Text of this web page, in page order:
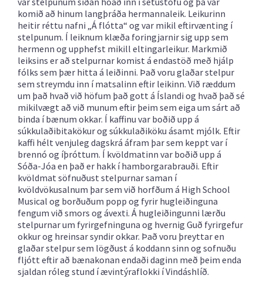
komið að hinum langþráða hermannaleik. Leikurinn
heitir réttu nafni „Á flótta“ og var mikil eftirvænting í
stelpunum. Í leiknum klæða foringjarnir sig upp sem
hermenn og upphefst mikill eltingarleikur. Markmið
leiksins er að stelpurnar komist á endastöð með hjálp
fólks sem þær hitta á leiðinni. Það voru glaðar stelpur
sem streymdu inn í matsalinn eftir leikinn. Við ræddum
um það hvað við höfum það gott á Íslandi og hvað það sé
mikilvægt að við munum eftir þeim sem eiga um sárt að
binda í bænum okkar. Í kaffinu var boðið upp á
súkkulaðibitakökur og súkkulaðiköku ásamt mjólk. Eftir
kaffi hélt venjuleg dagskrá áfram þar sem keppt var í
brennó og íþróttum. Í kvöldmatinn var boðið upp á
Sóða-Jóa en það er hakk í hamborgarabrauði. Eftir
kvöldmat söfnuðust stelpurnar saman í
kvöldvökusalnum þar sem við horfðum á High School
Musical og borðuðum popp og fyrir hugleiðinguna
fengum við smors og ávexti. Á hugleiðingunni lærðu
stelpurnar um fyrirgefninguna og hvernig Guð fyrirgefur
okkur og hreinsar syndir okkar. Það voru þreyttar en
glaðar stelpur sem lögðust á koddann sinn og sofnuðu
fljótt eftir að bænakonan endaði daginn með þeim enda
sjaldan róleg stund í ævintýraflokki í Vindáshlíð.